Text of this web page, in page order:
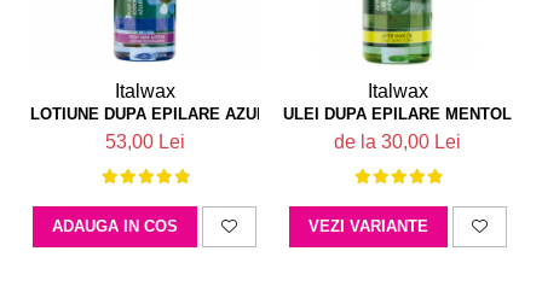
Italwax
LOTIUNE DUPA EPILARE AZULENA 500 ML ITALWAX
53,00 Lei
ADAUGA IN COS
Italwax
ULEI DUPA EPILARE MENTOLAT
de la 30,00 Lei
VEZI VARIANTE